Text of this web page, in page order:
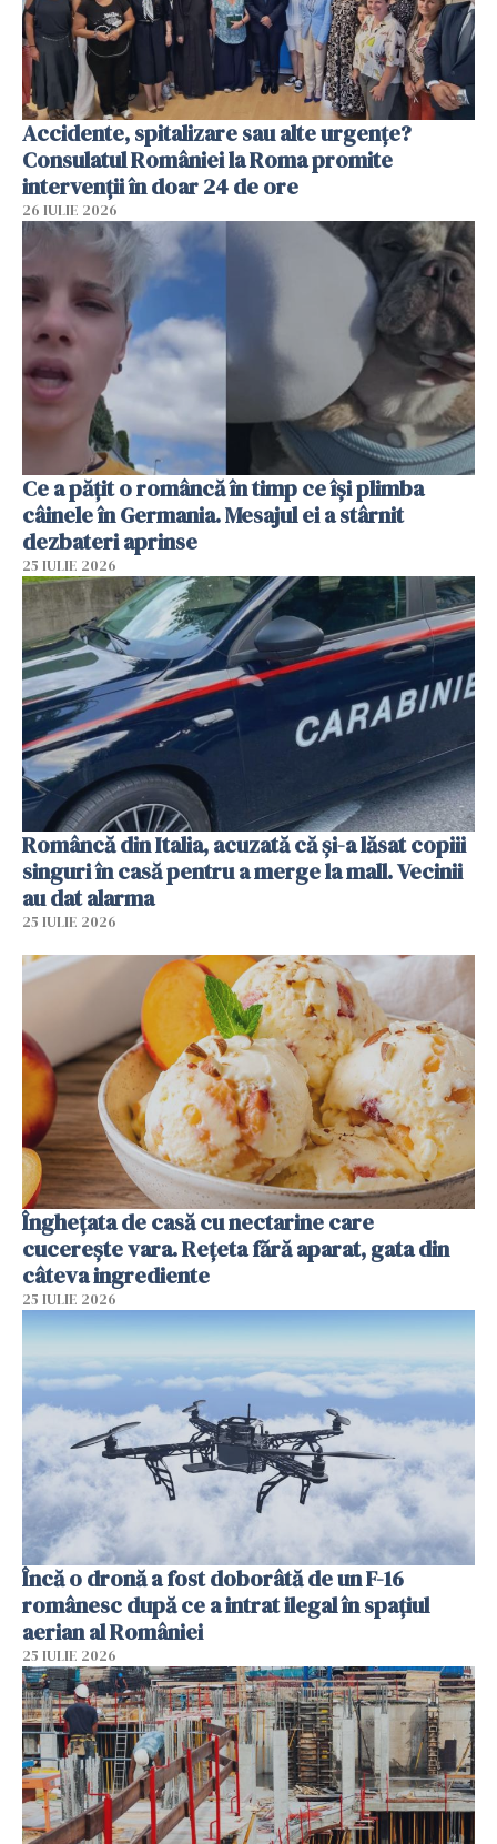
Accidente, spitalizare sau alte urgențe?
Consulatul României la Roma promite
intervenții în doar 24 de ore
26 IULIE 2026
Ce a pățit o româncă în timp ce își plimba
câinele în Germania. Mesajul ei a stârnit
dezbateri aprinse
25 IULIE 2026
Româncă din Italia, acuzată că și-a lăsat copiii
singuri în casă pentru a merge la mall. Vecinii
au dat alarma
25 IULIE 2026
Înghețata de casă cu nectarine care
cucerește vara. Rețeta fără aparat, gata din
câteva ingrediente
25 IULIE 2026
Încă o dronă a fost doborâtă de un F-16
românesc după ce a intrat ilegal în spațiul
aerian al României
25 IULIE 2026